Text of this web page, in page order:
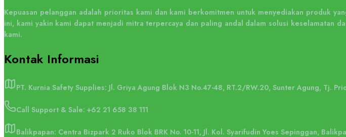
Kepuasan pelanggan adalah prioritas kami dan kami berkomitmen untuk menyediakan produk
ini, kami yakin kami dapat menjadi mitra terpercaya dan paling andal dalam solusi keselamatan
kami.
Kontak Informasi
PT. Kurnia Safety Supplies: Jl. Griya Agung Blok N3 No.47-48, RT.2/RW.20, Sunter Agung, Tj.
Call Support & Sale: +62 21 658 38 111
Balikpapan: Centra Bizpark 2 Ruko Blok BRK No. 10-11, Jl. Kol. Syarifudin Yoes Sepinggan,